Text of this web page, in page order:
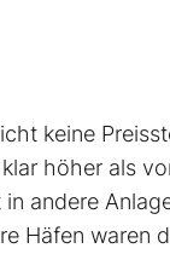
keine
höher als
andere
Häfen waren